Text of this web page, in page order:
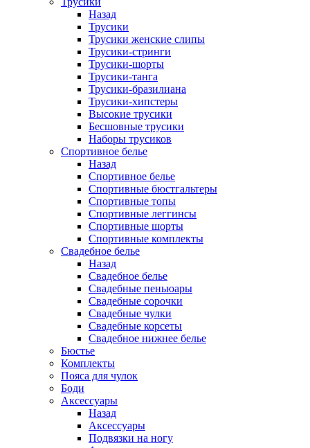
Назад
Трусики
Трусики женские слипы
Трусики-стринги
Трусики-шорты
Трусики-танга
Трусики-бразилиана
Трусики-хипстеры
Высокие трусики
Бесшовные трусики
Наборы трусиков
Спортивное белье
Назад
Спортивное белье
Спортивные бюстгальтеры
Спортивные топы
Спортивные леггинсы
Спортивные шорты
Спортивные комплекты
Свадебное белье
Назад
Свадебное белье
Свадебные пеньюары
Свадебные сорочки
Свадебные чулки
Свадебные корсеты
Свадебное нижнее белье
Бюстье
Комплекты
Пояса для чулок
Боди
Аксессуары
Назад
Аксессуары
Подвязки на ногу